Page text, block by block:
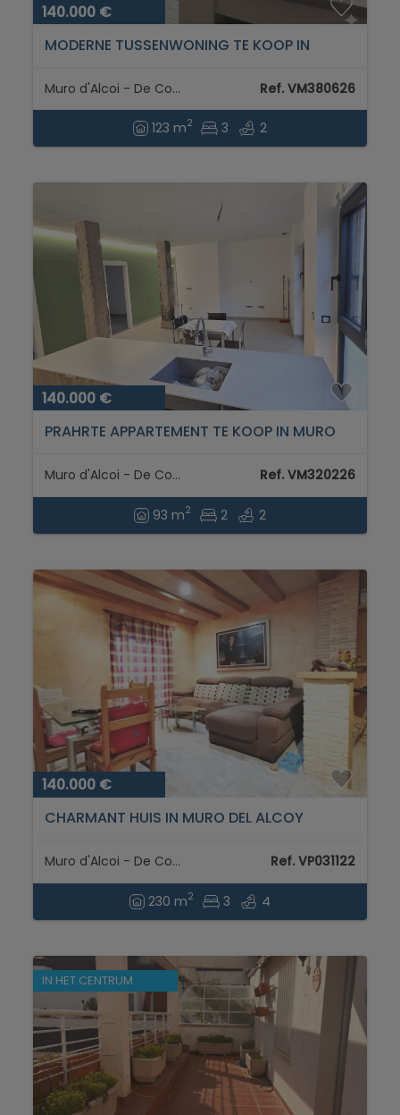
140.000 €
MODERNE TUSSENWONING TE KOOP IN
Muro d'Alcoi - De Comtat Ref. VM380626
123 m2 3 2
140.000 €
PRAHRTE APPARTEMENT TE KOOP IN MURO
Muro d'Alcoi - De Comtat Ref. VM320226
93 m2 2 2
140.000 €
CHARMANT HUIS IN MURO DEL ALCOY
Muro d'Alcoi - De Comtat Ref. VP031122
230 m2 3 4
IN HET CENTRUM